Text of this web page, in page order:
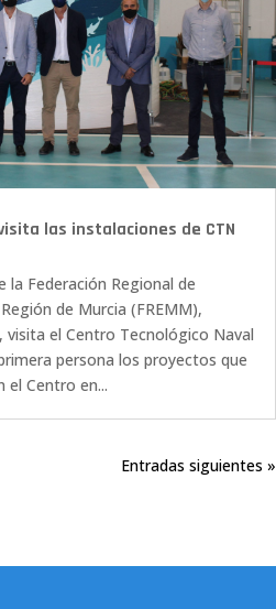
las instalaciones de CTN
la Federación Regional de
de Murcia (FREMM),
el Centro Tecnológico Naval
persona los proyectos que
el Centro en...
Entradas siguientes »